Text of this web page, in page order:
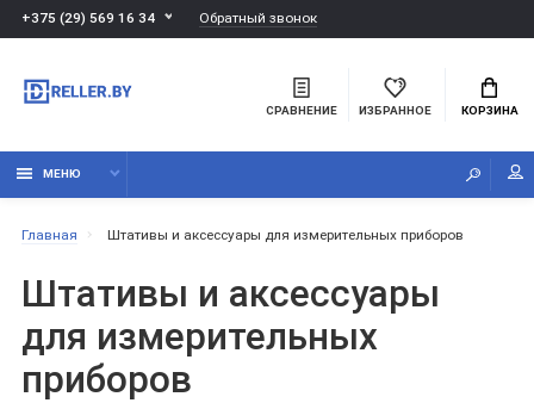
+375 (29) 569 16 34 Обратный звонок
СРАВНЕНИЕ ИЗБРАННОЕ КОРЗИНА
МЕНЮ
Главная Штативы и аксессуары для измерительных приборов
Штативы и аксессуары
для измерительных
приборов